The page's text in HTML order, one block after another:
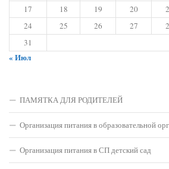
17
18 19 20
24
25 26 27
31
« Июл
ПАМЯТКА ДЛЯ РОДИТЕЛЕЙ
Организация питания в образовательной
Организация питания в СП детский сад